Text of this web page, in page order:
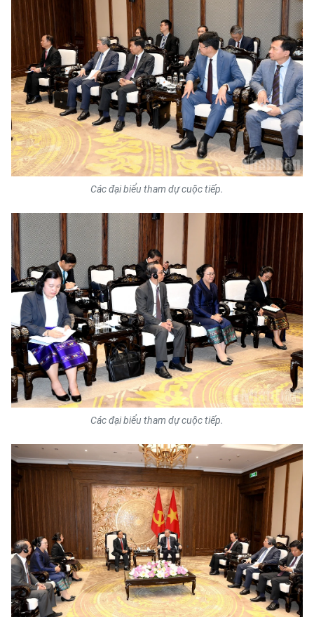
CHUYÊN ĐỀ
CÁC CHUYÊN TRANG
VỀ BÁO NHÂN DÂN
THỜI NAY
NHÂN DÂN CUỐI TUẦN
NHÂN DÂN HẰNG THÁNG
MUA BÁO
ĐỌC BÁO IN
ENGLISH
中文
FRANÇAIS
ESPAÑOL
한국어
Các đại biểu tham dự cuộc tiếp.
Các đại biểu tham dự cuộc tiếp.